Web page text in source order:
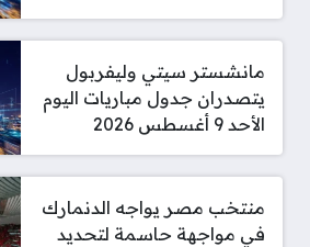
مانشستر سيتي وليفربول
يتصدران جدول مباريات اليوم
الأحد 9 أغسطس 2026
منتخب مصر يواجه الدنمارك
في مواجهة حاسمة لتحديد